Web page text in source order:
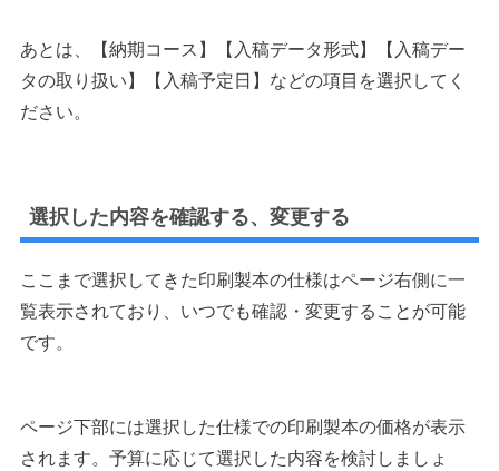
あとは、【納期コース】【入稿データ形式】【入稿デー
タの取り扱い】【入稿予定日】などの項目を選択してく
ださい。
選択した内容を確認する、変更する
ここまで選択してきた印刷製本の仕様はページ右側に一
覧表示されており、いつでも確認・変更することが可能
です。
ページ下部には選択した仕様での印刷製本の価格が表示
されます。予算に応じて選択した内容を検討しましょ